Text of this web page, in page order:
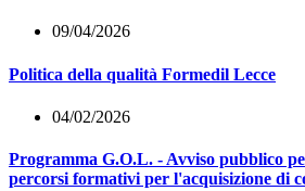
09/04/2026
Politica della qualità Formedil Lecce
04/02/2026
Programma G.O.L. - Avviso pubblico
percorsi formativi per l'acquisizione di